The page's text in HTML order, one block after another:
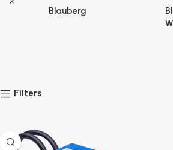
Blauberg
Filters